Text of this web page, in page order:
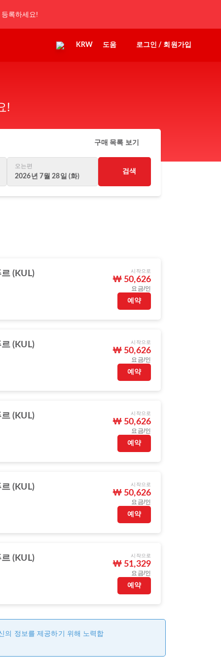
록하세요!
KRW 도움 로그인 / 회원가입
!
구매 목록 보기
오는편
2026년 7월 28일 (화)
검색
(KUL) 시작으로
₩ 50,626
요금/인
예약
(KUL) 시작으로
₩ 50,626
요금/인
예약
(KUL) 시작으로
₩ 50,626
요금/인
예약
(KUL) 시작으로
₩ 50,626
요금/인
예약
(KUL) 시작으로
₩ 51,329
요금/인
예약
의 정보를 제공하기 위해 노력합